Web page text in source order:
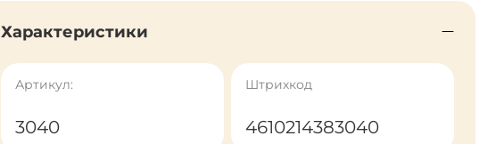
Характеристики
Артикул:
3040
Штрихкод
4610214383040